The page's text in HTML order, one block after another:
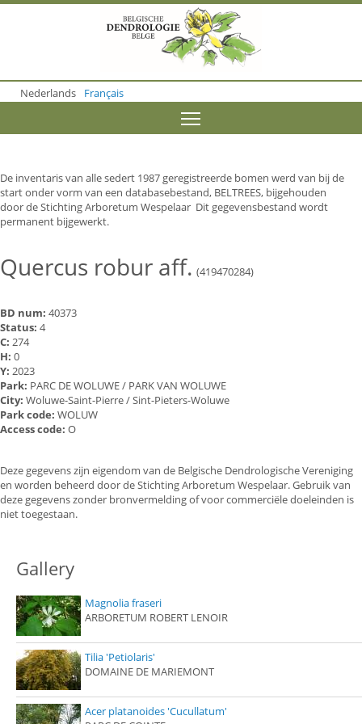
o
m
o
n
t
e
n
Nederlands Français
De inventaris van alle sedert 1987 geregistreerde bomen werd van bij de
start onder vorm van een databasebestand, BELTREES, bijgehouden
door de Stichting Arboretum Wespelaar Dit gegevensbestand wordt
permanent bijgewerkt.
Quercus robur aff. (419470284)
BD num: 40373
Status: 4
C: 274
H: 0
Y: 2023
Park: PARC DE WOLUWE / PARK VAN WOLUWE
City: Woluwe-Saint-Pierre / Sint-Pieters-Woluwe
Park code: WOLUW
Access code: O
Deze gegevens zijn eigendom van de Belgische Dendrologische Vereniging
en worden beheerd door de Stichting Arboretum Wespelaar. Gebruik van
deze gegevens zonder bronvermelding of voor commerciële doeleinden is
niet toegestaan.
Gallery
Magnolia fraseri
ARBORETUM ROBERT LENOIR
Tilia 'Petiolaris'
DOMAINE DE MARIEMONT
Acer platanoides 'Cucullatum'